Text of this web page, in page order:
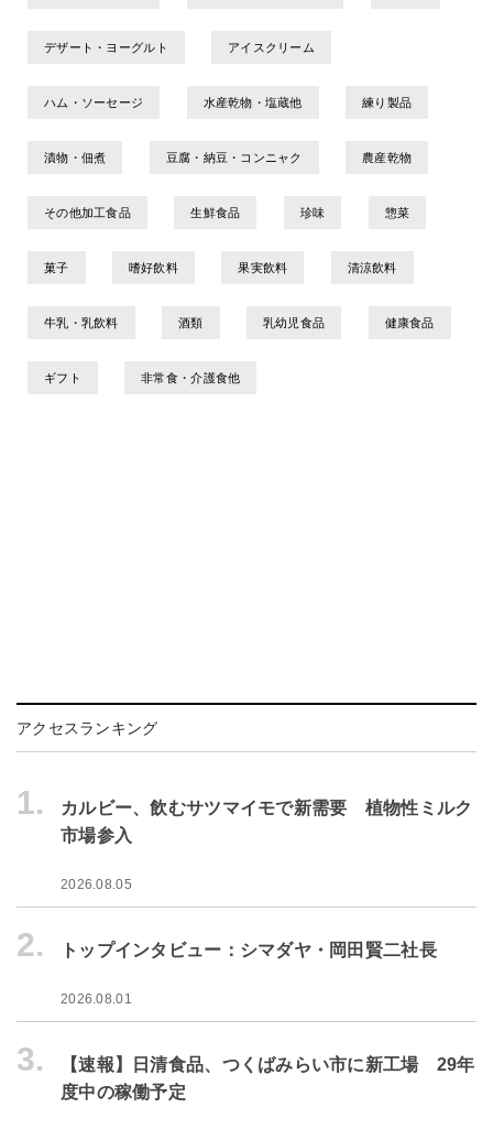
デザート・ヨーグルト アイスクリーム
ハム・ソーセージ 水産乾物・塩蔵他 練り製品
漬物・佃煮 豆腐・納豆・コンニャク 農産乾物
その他加工食品 生鮮食品 珍味 惣菜
菓子 嗜好飲料 果実飲料 清涼飲料
牛乳・乳飲料 酒類 乳幼児食品 健康食品
ギフト 非常食・介護食他
アクセスランキング
1.
カルビー、飲むサツマイモで新需要 植物性ミルク
市場参入
2026.08.05
2. トップインタビュー：シマダヤ・岡田賢二社長
2026.08.01
3.
【速報】日清食品、つくばみらい市に新工場 29年
度中の稼働予定